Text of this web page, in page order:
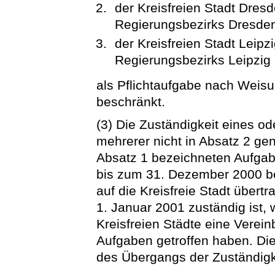
der Kreisfreien Stadt
Regierungsbezirks
der Kreisfreien Stadt
Regierungsbezirks Leipzig
als Pflichtaufgabe nach
beschränkt.
(3) Die Zuständigkeit eines
mehrerer nicht in Absatz 2
Absatz 1 bezeichneten
bis zum 31. Dezember 2000
auf die Kreisfreie Stadt
1. Januar 2001 zuständig ist,
Kreisfreien Städte eine
Aufgaben getroffen haben.
des Übergangs der